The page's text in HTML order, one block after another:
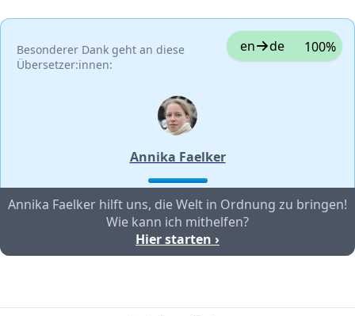
Besonderer Dank geht an diese
Übersetzer:innen:
en de 100%
Annika Faelker
Annika Faelker hilft uns, die Welt in Ordnung zu bringen!
Wie kann ich mithelfen?
Hier starten ›